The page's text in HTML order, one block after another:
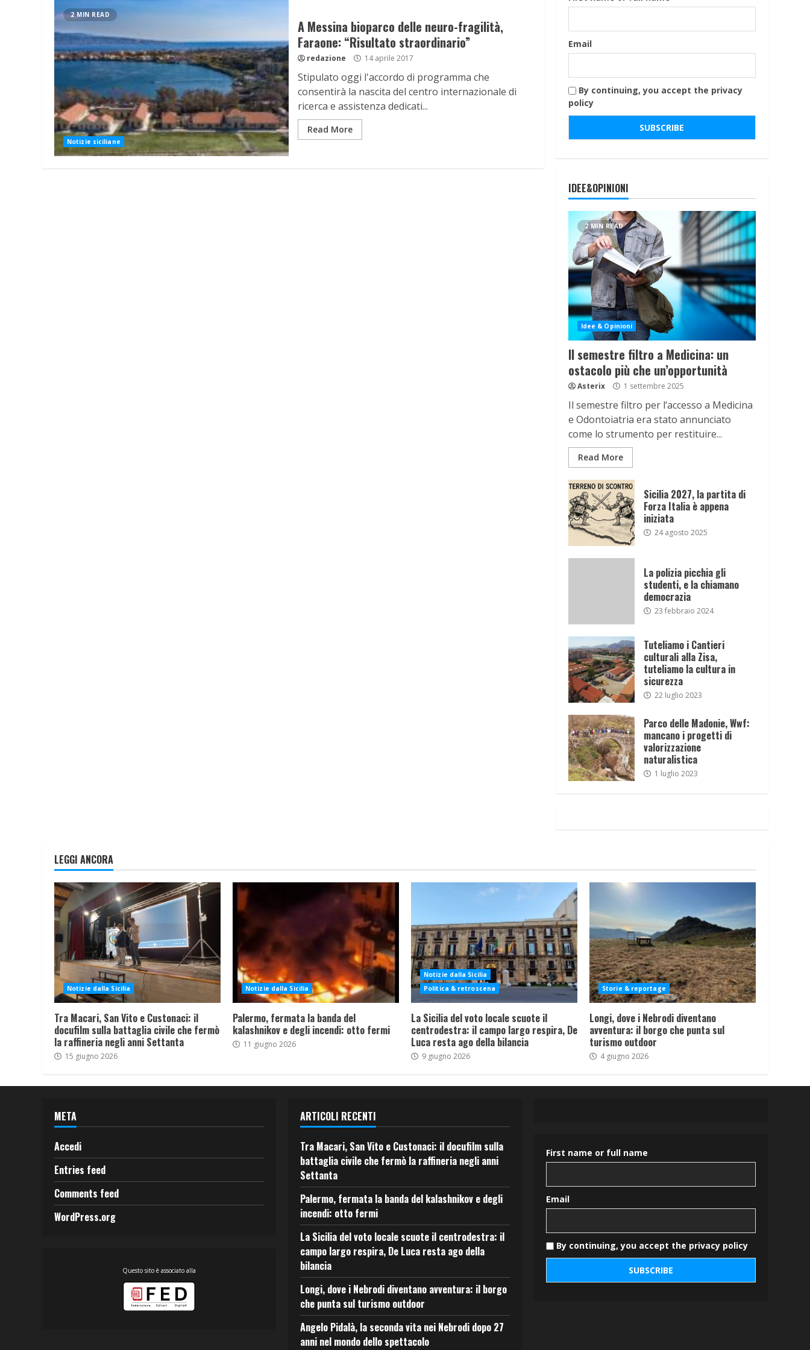
2 MIN READ
Notizie siciliane
A Messina bioparco delle neuro-fragilità,
Faraone: “Risultato straordinario”
redazione 14 aprile 2017
Stipulato oggi l'accordo di programma che
consentirà la nascita del centro internazionale di
ricerca e assistenza dedicati...
Read More
Email
By continuing, you accept the privacy
policy
IDEE&OPINIONI
2 MIN READ
Idee & Opinioni
Il semestre filtro a Medicina: un
ostacolo più che un’opportunità
Asterix 1 settembre 2025
Il semestre filtro per l’accesso a Medicina
e Odontoiatria era stato annunciato
come lo strumento per restituire...
Read More
Sicilia 2027, la partita di
Forza Italia è appena
iniziata
24 agosto 2025
La polizia picchia gli
studenti, e la chiamano
democrazia
23 febbraio 2024
Tuteliamo i Cantieri
culturali alla Zisa,
tuteliamo la cultura in
sicurezza
22 luglio 2023
Parco delle Madonie, Wwf:
mancano i progetti di
valorizzazione
naturalistica
1 luglio 2023
LEGGI ANCORA
Notizie dalla Sicilia
Tra Macari, San Vito e Custonaci: il
docufilm sulla battaglia civile che fermò
la raffineria negli anni Settanta
15 giugno 2026
Notizie dalla Sicilia
Palermo, fermata la banda del
kalashnikov e degli incendi: otto fermi
11 giugno 2026
Notizie dalla Sicilia
Politica & retroscena
La Sicilia del voto locale scuote il
centrodestra: il campo largo respira, De
Luca resta ago della bilancia
9 giugno 2026
Storie & reportage
Longi, dove i Nebrodi diventano
avventura: il borgo che punta sul
turismo outdoor
4 giugno 2026
META
Accedi
Entries feed
Comments feed
WordPress.org
Questo sito è associato alla
ARTICOLI RECENTI
Tra Macari, San Vito e Custonaci: il docufilm sulla
battaglia civile che fermò la raffineria negli anni
Settanta
Palermo, fermata la banda del kalashnikov e degli
incendi: otto fermi
La Sicilia del voto locale scuote il centrodestra: il
campo largo respira, De Luca resta ago della
bilancia
Longi, dove i Nebrodi diventano avventura: il borgo
che punta sul turismo outdoor
Angelo Pidalà, la seconda vita nei Nebrodi dopo 27
anni nel mondo dello spettacolo
First name or full name
Email
By continuing, you accept the privacy policy